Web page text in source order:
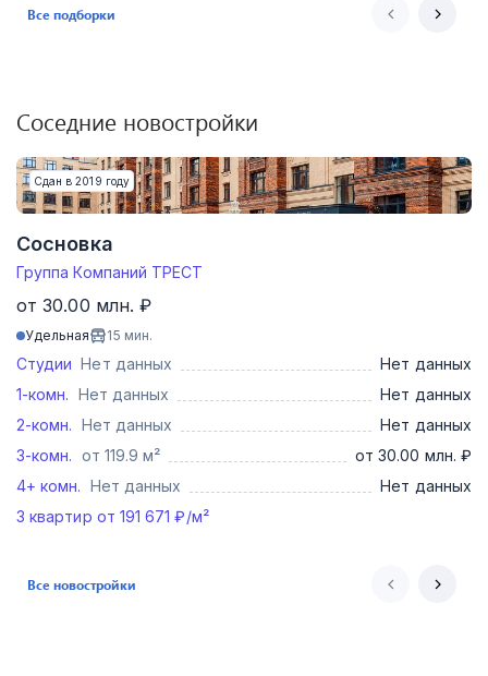
Все подборки
Соседние новостройки
Сдан в 2019 году
Сосновка
Группа Компаний ТРЕСТ
от 30.00 млн. ₽
Удельная 15 мин.
Студии Нет данных
Нет данных
1-комн. Нет данных
Нет данных
2-комн. Нет данных
Нет данных
3-комн. от 119.9 м²
от 30.00 млн. ₽
4+ комн. Нет данных
Нет данных
3 квартир от 191 671 ₽/м²
Все новостройки